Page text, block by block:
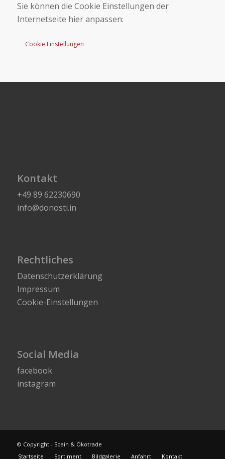
Sie können die Cookie Einstellungen der
Internetseite hier anpassen:
Cookie Einstellungen
Kontakt
+49 89 62230690
info@donosti.in
Rechtliches
Datenschutzerklärung
Impressum
Cookie-Einstellungen
Social Media
facebook
instagram
© Copyright - Spain & Ökotrade
Startseite
Sortiment Bildgalerie Anfahrt Kontakt